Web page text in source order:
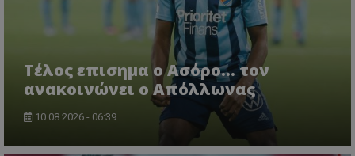
Tέλος επισημα ο Ασόρο... τον
ανακοινώνει ο Απόλλωνας
10.08.2026 - 06:39